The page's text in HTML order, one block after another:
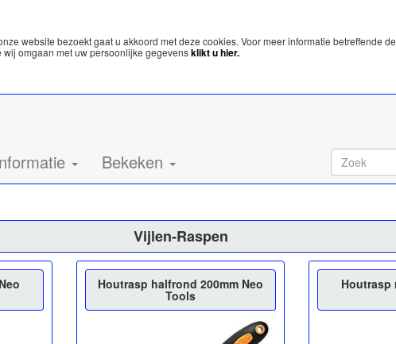
website bezoekt gaat u akkoord met deze cookies. Voor meer informatie betreffende
wij omgaan met uw persoonlijke gegevensklikt u hier.
Bekeken
Vijlen-Raspen
Houtrasp halfrond 200mm Neo
Tools
Houtrasp